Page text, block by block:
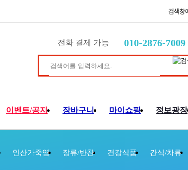
전화 결제 가능 010-2876-7009
이벤트/공지 장바구니 마이쇼핑 정보광장
인산가죽염 장류/반찬 건강식품 간식/차류